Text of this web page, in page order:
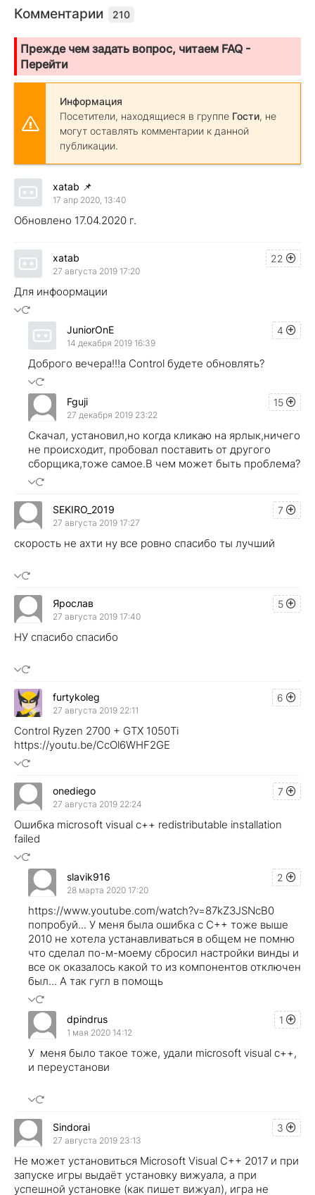
Комментарии 210
Прежде чем задать вопрос, читаем FAQ -
Перейти
Информация
Посетители, находящиеся в группе Гости, не
могут оставлять комментарии к данной
публикации.
xatab 📌
17 апр 2020, 13:40
Обновлено 17.04.2020 г.
22
xatab
27 августа 2019 17:20
Для инфоормации
4
JuniorOnE
14 декабря 2019 16:39
Доброго вечера!!!а Control будете обновлять?
15
Fguji
27 декабря 2019 23:22
Скачал, установил,но когда кликаю на ярлык,ничего
не происходит, пробовал поставить от другого
сборщика,тоже самое.В чем может быть проблема?
7
SEKIRO_2019
27 августа 2019 17:27
скорость не ахти ну все ровно спасибо ты лучший
5
Ярослав
27 августа 2019 17:40
НУ спасибо спасибо
6
furtykoleg
27 августа 2019 22:11
Control Ryzen 2700 + GTX 1050Ti
https://youtu.be/CcOl6WHF2GE
7
onediego
27 августа 2019 22:24
Ошибка microsoft visual c++ redistributable installation
failed
2
slavik916
28 марта 2020 17:20
https://www.youtube.com/watch?v=87kZ3JSNcB0
попробуй... У меня была ошибка с С++ тоже выше
2010 не хотела устанавливаться в общем не помню
что сделал по-м-моему сбросил настройки винды и
все ок оказалось какой то из компонентов отключен
был... А так гугл в помощь
1
dpindrus
1 мая 2020 14:12
У меня было такое тоже, удали microsoft visual c++,
и переустанови
3
Sindorai
27 августа 2019 23:13
Не может установиться Microsoft Visual C++ 2017 и при
запуске игры выдаёт установку вижуала, а при
успешной установке (как пишет вижуал), игра не